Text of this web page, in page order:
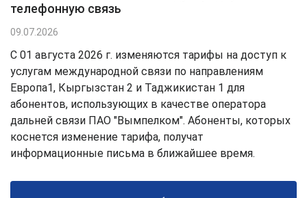
телефонную связь
09.07.2026
С 01 августа 2026 г. изменяются тарифы на доступ к
услугам международной связи по направлениям
Европа1, Кыргызстан 2 и Таджикистан 1 для
абонентов, использующих в качестве оператора
дальней связи ПАО "Вымпелком". Абоненты, которых
коснется изменение тарифа, получат
информационные письма в ближайшее время.